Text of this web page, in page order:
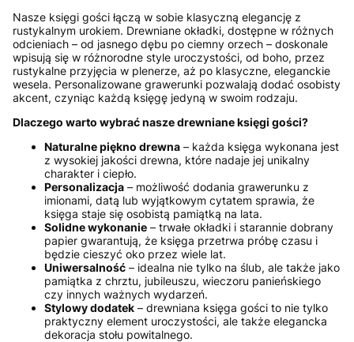
Nasze księgi gości łączą w sobie klasyczną elegancję z
rustykalnym urokiem. Drewniane okładki, dostępne w różnych
odcieniach – od jasnego dębu po ciemny orzech – doskonale
wpisują się w różnorodne style uroczystości, od boho, przez
rustykalne przyjęcia w plenerze, aż po klasyczne, eleganckie
wesela. Personalizowane grawerunki pozwalają dodać osobisty
akcent, czyniąc każdą księgę jedyną w swoim rodzaju.
Dlaczego warto wybrać nasze drewniane księgi gości?
Naturalne piękno drewna – każda księga wykonana jest
z wysokiej jakości drewna, które nadaje jej unikalny
charakter i ciepło.
Personalizacja – możliwość dodania grawerunku z
imionami, datą lub wyjątkowym cytatem sprawia, że
księga staje się osobistą pamiątką na lata.
Solidne wykonanie – trwałe okładki i starannie dobrany
papier gwarantują, że księga przetrwa próbę czasu i
będzie cieszyć oko przez wiele lat.
Uniwersalność – idealna nie tylko na ślub, ale także jako
pamiątka z chrztu, jubileuszu, wieczoru panieńskiego
czy innych ważnych wydarzeń.
Stylowy dodatek – drewniana księga gości to nie tylko
praktyczny element uroczystości, ale także elegancka
dekoracja stołu powitalnego.